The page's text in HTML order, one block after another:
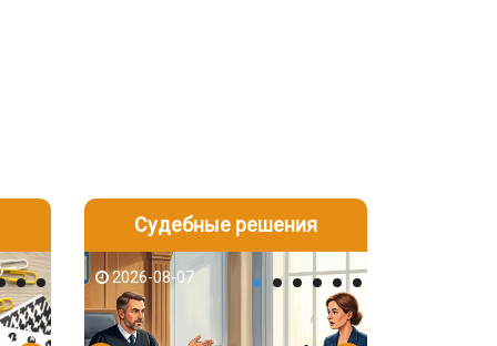
2026-08-06 2026-08-05
2026-08-04 2026-08-04
2026-08-07 2026-08-06
Судебные решения
2026-08-07